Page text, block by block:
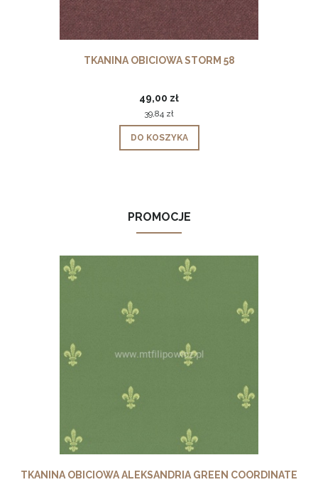
TKANINA OBICIOWA STORM 58
49,00 zł
39,84 zł
DO KOSZYKA
PROMOCJE
TKANINA OBICIOWA ALEKSANDRIA GREEN COORDINATE